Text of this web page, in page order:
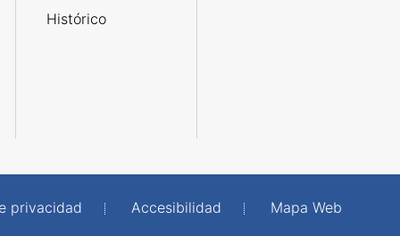
Histórico
privacidad Accesibilidad
Mapa Web